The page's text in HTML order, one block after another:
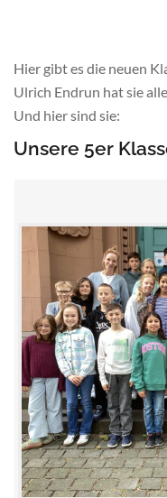
Hier gibt es die neuen
Ulrich Endrun hat sie
Und hier sind sie:
Unsere 5er